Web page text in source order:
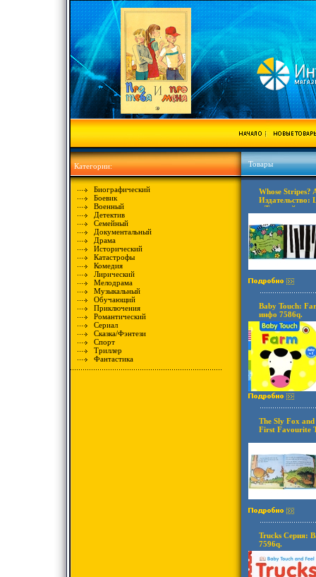
Категории:
Биографический
Боевик
Военный
Детектив
Семейный
Документальный
Драма
Исторический
Катастрофы
Комедия
Лирический
Мелодрама
Музыкальный
Обучающий
Приключения
Романтический
Сериал
Сказка/Фэнтези
Спорт
Триллер
Фантастика
Товары
Whose Stripes?
Издательство:
г Твердый
Английский
Baby Touch:
инфо 7586q.
The Sly Fox
First Favourite
Trucks Серия:
7596q.